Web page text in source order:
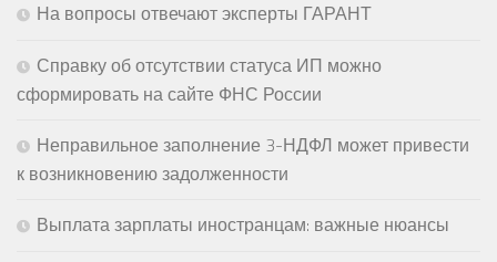
На вопросы отвечают эксперты ГАРАНТ
Справку об отсутствии статуса ИП можно
сформировать на сайте ФНС России
Неправильное заполнение 3-НДФЛ может привести
к возникновению задолженности
Выплата зарплаты иностранцам: важные нюансы